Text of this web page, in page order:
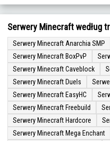
Serwery Minecraft według
Serwery Minecraft Anarchia SMP
Serwery Minecraft BoxPvP
Serwery Minecraft Caveblock
Serwery Minecraft Duels
Serwery Minecraft EasyHC
Serwery Minecraft Freebuild
Serwery Minecraft Hardcore
Serwery Minecraft Mega Enchant